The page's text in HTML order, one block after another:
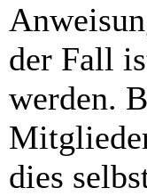
der Fall
werden.
dies